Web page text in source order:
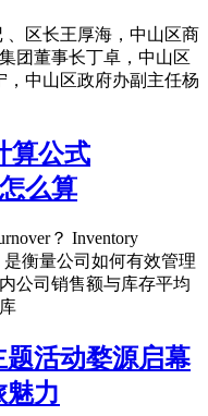
、区长王厚海，中山区商
团董事长丁卓，中山区
，中山区政府办副主任杨
算公式
么算
？ Inventory
衡量公司如何有效管理
公司销售额与库存平均
题活动婺源启幕
魅力